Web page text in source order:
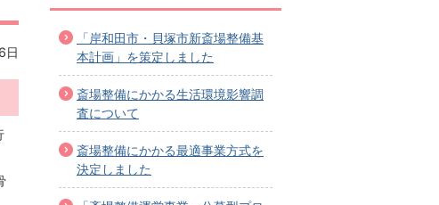
日
「岸和田市・貝塚市新斎場整備基
本計画」を策定しました
斎場整備にかかる生活環境影響調
査について
斎場整備にかかる最適事業方式を
決定しました